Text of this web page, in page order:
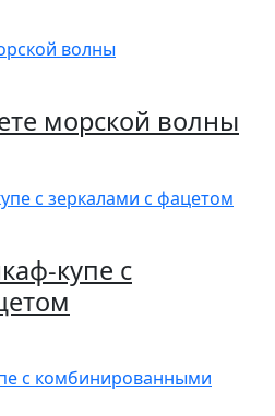
морской волны
купе с